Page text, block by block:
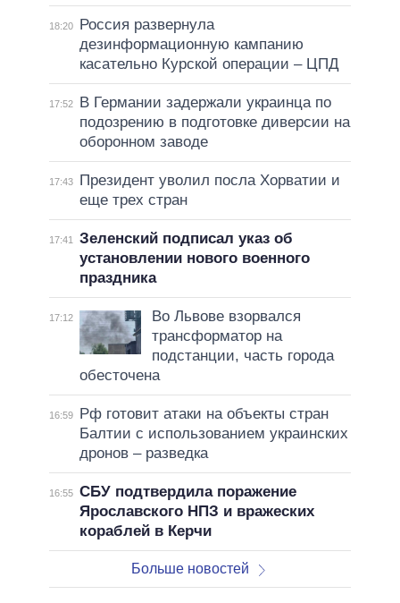
18:20
Россия развернула
дезинформационную кампанию
касательно Курской операции – ЦПД
17:52
В Германии задержали украинца по
подозрению в подготовке диверсии на
оборонном заводе
17:43
Президент уволил посла Хорватии и
еще трех стран
17:41
Зеленский подписал указ об
установлении нового военного
праздника
17:12
Во Львове взорвался
трансформатор на
подстанции, часть города
обесточена
16:59
Рф готовит атаки на объекты стран
Балтии с использованием украинских
дронов – разведка
16:55 СБУ подтвердила поражение
Ярославского НПЗ и вражеских
кораблей в Керчи
Больше новостей